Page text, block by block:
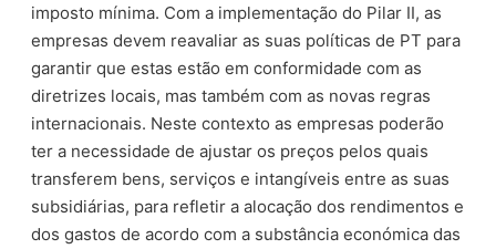
imposto mínima. Com a implementação do Pilar II, as
empresas devem reavaliar as suas políticas de PT para
garantir que estas estão em conformidade com as
diretrizes locais, mas também com as novas regras
internacionais. Neste contexto as empresas poderão
ter a necessidade de ajustar os preços pelos quais
transferem bens, serviços e intangíveis entre as suas
subsidiárias, para refletir a alocação dos rendimentos e
dos gastos de acordo com a substância económica das